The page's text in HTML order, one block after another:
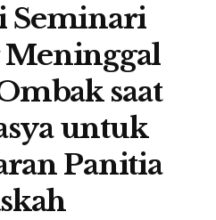
Seminari
saat
untuk
Panitia